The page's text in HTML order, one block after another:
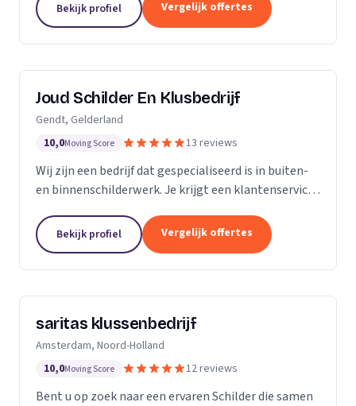
Bekijk profiel Vergelijk offertes
Joud Schilder En Klusbedrijf
Gendt, Gelderland
10,0Moving Score 13 reviews
Wij zijn een bedrijf dat gespecialiseerd is in buiten-
en binnenschilderwerk. Je krijgt een klantenservice
zijn van topmerken om de hoogst...
Bekijk profiel Vergelijk offertes
saritas klussenbedrijf
Amsterdam, Noord-Holland
10,0Moving Score 12 reviews
Bent u op zoek naar een ervaren Schilder die samen